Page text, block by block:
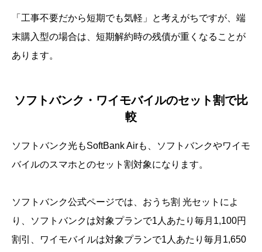
「工事不要だから短期でも気軽」と考えがちですが、端
末購入型の場合は、短期解約時の残債が重くなることが
あります。
ソフトバンク・ワイモバイルのセット割で比
較
ソフトバンク光もSoftBank Airも、ソフトバンクやワイモ
バイルのスマホとのセット割対象になります。
ソフトバンク公式ページでは、おうち割 光セットによ
り、ソフトバンクは対象プランで1人あたり毎月1,100円
割引、ワイモバイルは対象プランで1人あたり毎月1,650